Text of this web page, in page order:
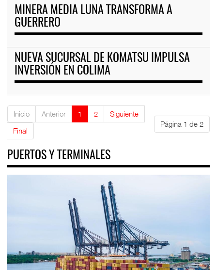
MINERA MEDIA LUNA TRANSFORMA A
GUERRERO
NUEVA SUCURSAL DE KOMATSU IMPULSA
INVERSIÓN EN COLIMA
Página 1 de 2
Inicio Anterior 1 2
Siguiente
Final
PUERTOS Y TERMINALES